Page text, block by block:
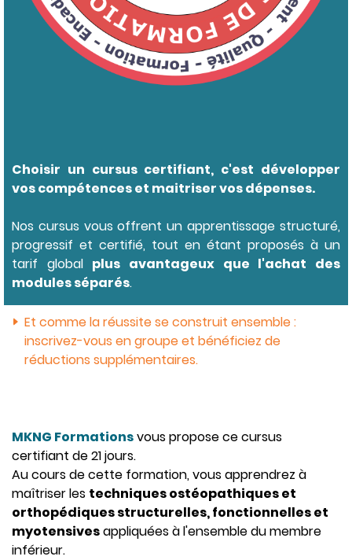
Choisir un cursus certifiant, c'est développer
vos compétences et maitriser vos dépenses.
Nos cursus vous offrent un apprentissage structuré,
progressif et certifié, tout en étant proposés à un
tarif global plus avantageux que l'achat des
modules séparés.
Et comme la réussite se construit ensemble :
inscrivez-vous en groupe et bénéficiez de
réductions supplémentaires.
MKNG Formationsvous propose ce cursus
certifiant de 21 jours.
Au cours de cette formation, vous apprendrez à
maîtriser les techniques ostéopathiques et
orthopédiques structurelles, fonctionnelles et
myotensivesappliquées à l'ensemble du membre
inférieur.